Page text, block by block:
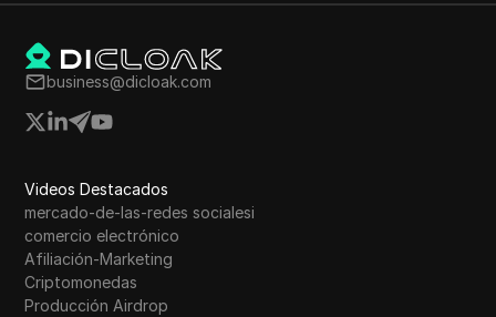
business@dicloak.com
Videos Destacados
mercado-de-las-redes socialesi
comercio electrónico
Afiliación-Marketing
Criptomonedas
Producción Airdrop